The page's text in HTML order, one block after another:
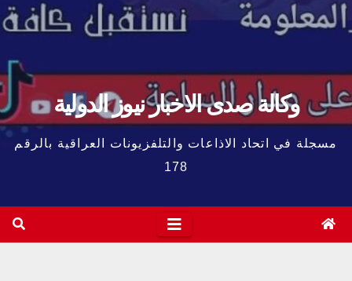
وكالة صدى الاخبار نيوز الدولية
مسجلة في اتحاد الاذاعات والتلفزيونات العراقية بالرقم
178